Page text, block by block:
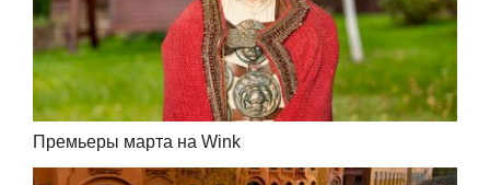
Премьеры марта на Wink